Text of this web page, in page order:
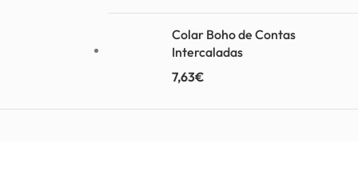
Colar Boho de Contas
Intercaladas
7,63€